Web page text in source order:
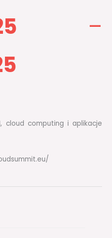
–
cloud computing i aplikacje